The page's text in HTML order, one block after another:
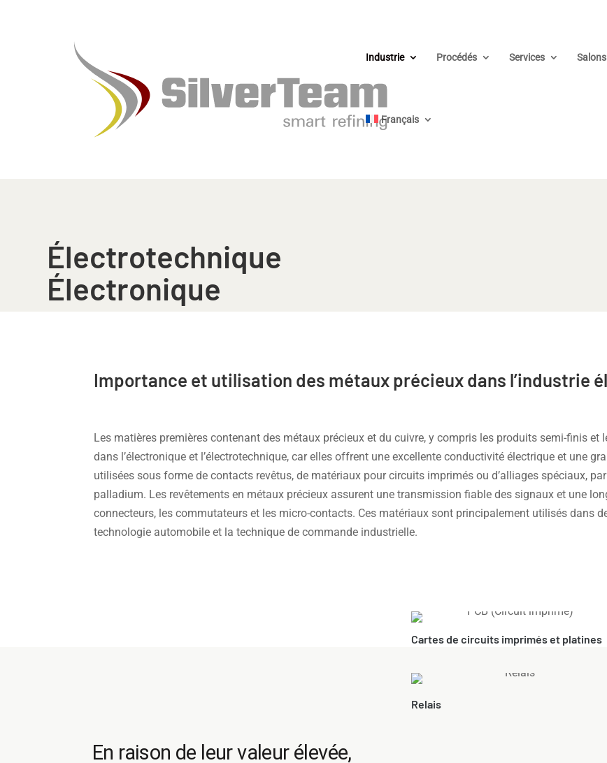
Industrie Procédés Services Salons
Français
Électrotechnique
Électronique
Importance et utilisation des métaux précieux dans l’industrie
Les matières premières contenant des métaux précieux et du cuivre, y compris les produits semi-finis et
dans l’électronique et l’électrotechnique, car elles offrent une excellente conductivité électrique et une
utilisées sous forme de contacts revêtus, de matériaux pour circuits imprimés ou d’alliages spéciaux, par
palladium. Les revêtements en métaux précieux assurent une transmission fiable des signaux et une
connecteurs, les commutateurs et les micro-contacts. Ces matériaux sont principalement utilisés dans
technologie automobile et la technique de commande industrielle.
En raison de leur valeur élevée,
Cartes de circuits imprimés et platines
Relais